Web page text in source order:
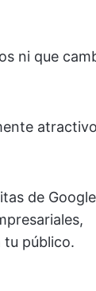
ni que
de Google
tu público.